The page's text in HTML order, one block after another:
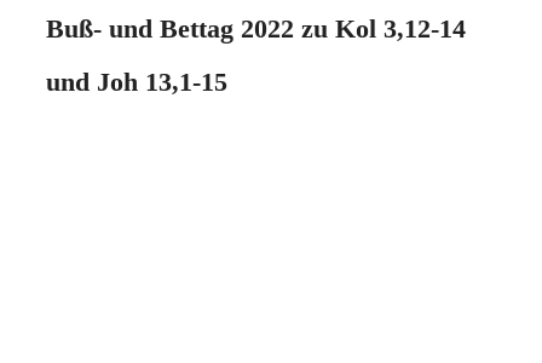
Buß- und Bettag 2022 zu Kol 3,12-14
und Joh 13,1-15